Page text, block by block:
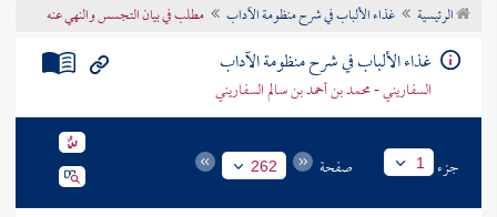
تراجم الأعلام
الرئيسية غذاء الألباب في شرح منظومة الآداب مطلب في بيان التجسس والنهي عنه
غذاء الألباب في شرح منظومة الآداب
السفاريني - محمد بن أحمد بن سالم السفاريني
جزء 1 صفحة 262